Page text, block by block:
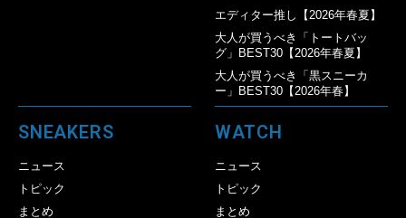
エディター推し【2026年春夏】
大人が買うべき「トートバッ
グ」BEST30【2026年春夏】
大人が買うべき「黒スニーカ
ー」BEST30【2026年春】
SNEAKERS
ニュース
トピック
まとめ
WATCH
ニュース
トピック
まとめ